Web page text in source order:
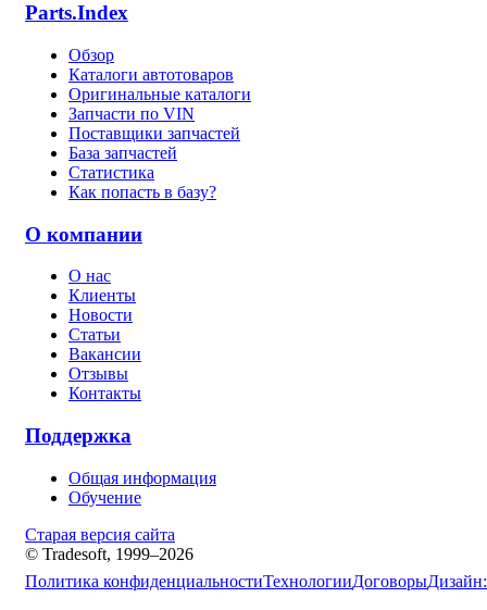
Parts.Index
Обзор
Каталоги автотоваров
Оригинальные каталоги
Запчасти по VIN
Поставщики запчастей
База запчастей
Статистика
Как попасть в базу?
О компании
О нас
Клиенты
Новости
Статьи
Вакансии
Отзывы
Контакты
Поддержка
Общая информация
Обучение
Старая версия сайта
© Tradesoft, 1999–2026
Политика конфиденциальностиТехнологииДоговорыДизайн: